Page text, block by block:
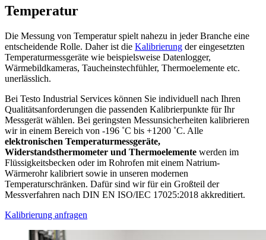
Temperatur
Die Messung von Temperatur spielt nahezu in jeder Branche eine
entscheidende Rolle. Daher ist die Kalibrierung der eingesetzten
Temperaturmessgeräte wie beispielsweise Datenlogger,
Wärmebildkameras, Taucheinstechfühler, Thermoelemente etc.
unerlässlich.
Bei Testo Industrial Services können Sie individuell nach Ihren
Qualitätsanforderungen die passenden Kalibrierpunkte für Ihr
Messgerät wählen. Bei geringsten Messunsicherheiten kalibrieren
wir in einem Bereich von -196 ˚C bis +1200 ˚C. Alle
elektronischen Temperaturmessgeräte,
Widerstandsthermometer und Thermoelemente werden im
Flüssigkeitsbecken oder im Rohrofen mit einem Natrium-
Wärmerohr kalibriert sowie in unseren modernen
Temperaturschränken. Dafür sind wir für ein Großteil der
Messverfahren nach DIN EN ISO/IEC 17025:2018 akkreditiert.
Kalibrierung anfragen